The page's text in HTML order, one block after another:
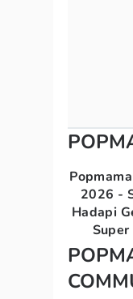
2026 -
Hadapi